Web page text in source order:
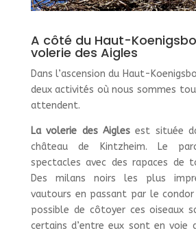
A côté du Haut-
volerie des Aigles
Dans l’ascension du Haut-
deux activités où nous sommes
attendent.
La volerie des Aiglesest située
château de Kintzheim. Le
spectacles avec des rapaces de
Des milans noirs les plus
vautours en passant par le
possible de côtoyer ces oiseaux
certains d’entre eux sont en voie